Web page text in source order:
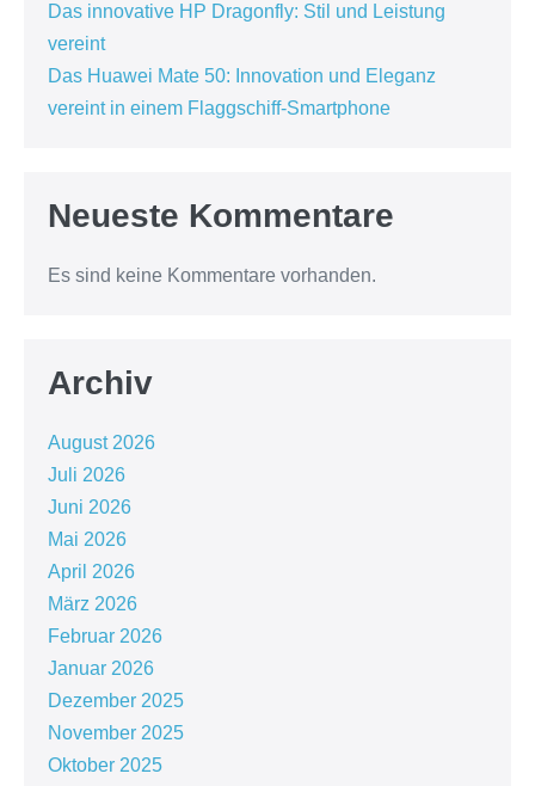
Das innovative HP Dragonfly: Stil und Leistung
vereint
Das Huawei Mate 50: Innovation und Eleganz
vereint in einem Flaggschiff-Smartphone
Neueste Kommentare
Es sind keine Kommentare vorhanden.
Archiv
August 2026
Juli 2026
Juni 2026
Mai 2026
April 2026
März 2026
Februar 2026
Januar 2026
Dezember 2025
November 2025
Oktober 2025